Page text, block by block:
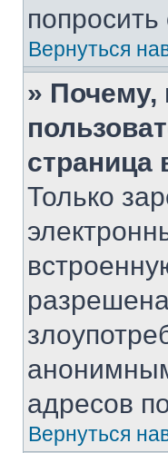
Вернуться
» Почему,
страница
Только
адресов
Вернуться